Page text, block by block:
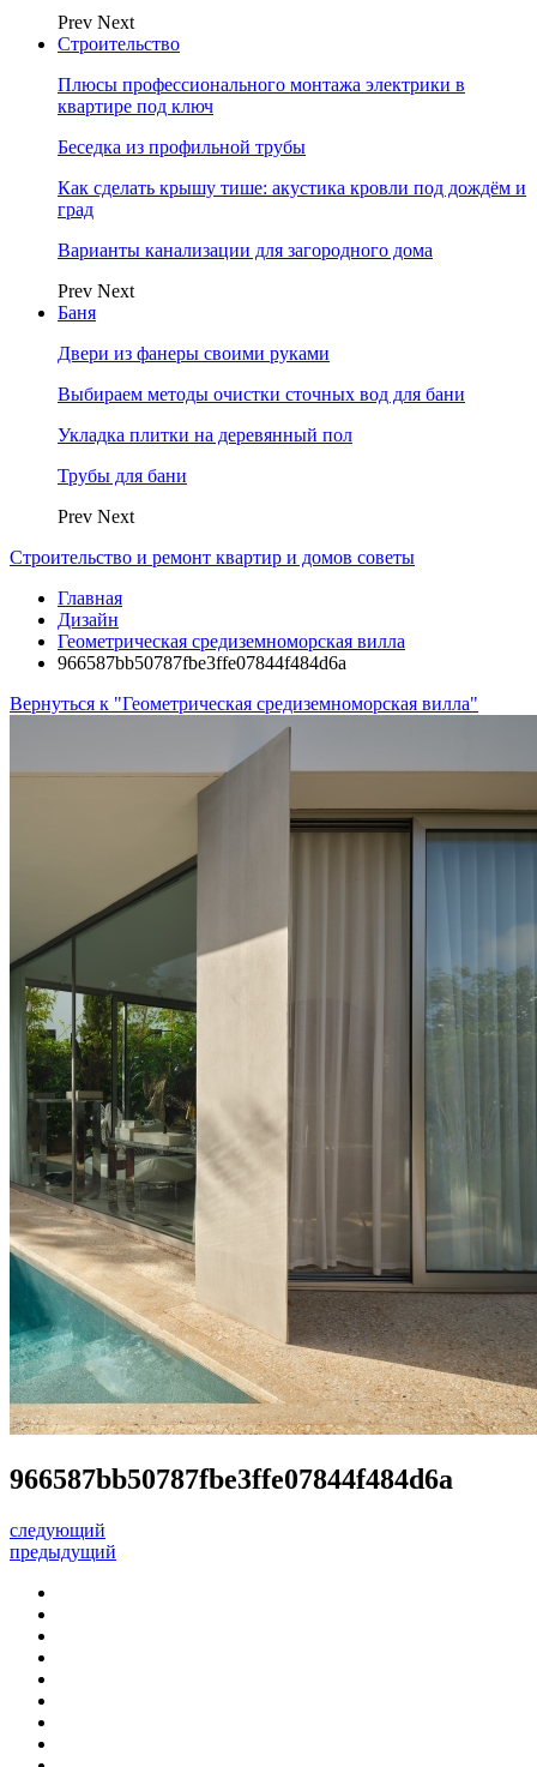
Prev Next
Строительство
Плюсы профессионального монтажа электрики в
квартире под ключ
Беседка из профильной трубы
Как сделать крышу тише: акустика кровли под дождём и
град
Варианты канализации для загородного дома
Prev Next
Баня
Двери из фанеры своими руками
Выбираем методы очистки сточных вод для бани
Укладка плитки на деревянный пол
Трубы для бани
Prev Next
Строительство и ремонт квартир и домов советы
Главная
Дизайн
Геометрическая средиземноморская вилла
966587bb50787fbe3ffe07844f484d6a
Вернуться к "Геометрическая средиземноморская вилла"
966587bb50787fbe3ffe07844f484d6a
следующий
предыдущий